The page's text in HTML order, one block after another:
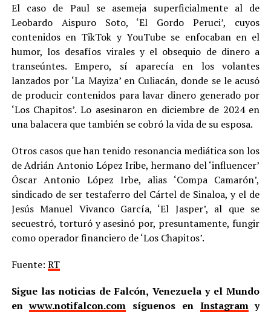
El caso de Paul se asemeja superficialmente al de
Leobardo Aispuro Soto, ‘El Gordo Peruci’, cuyos
contenidos en TikTok y YouTube se enfocaban en el
humor, los desafíos virales y el obsequio de dinero a
transeúntes. Empero, sí aparecía en los volantes
lanzados por ‘La Mayiza’ en Culiacán, donde se le acusó
de producir contenidos para lavar dinero generado por
‘Los Chapitos’. Lo asesinaron en diciembre de 2024 en
una balacera que también se cobró la vida de su esposa.
Otros casos que han tenido resonancia mediática son los
de Adrián Antonio López Iribe, hermano del ‘influencer’
Óscar Antonio López Irbe, alias ‘Compa Camarón’,
sindicado de ser testaferro del Cártel de Sinaloa, y el de
Jesús Manuel Vivanco García, ‘El Jasper’, al que se
secuestró, torturó y asesinó por, presuntamente, fungir
como operador financiero de ‘Los Chapitos’.
Fuente: RT
Sigue las noticias de Falcón, Venezuela y el Mundo
enwww.notifalcon.com síguenos en Instagramy